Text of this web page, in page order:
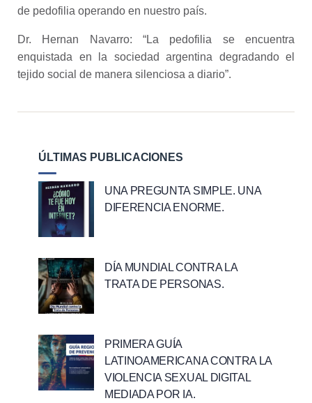
de pedofilia operando en nuestro país.
Dr. Hernan Navarro: “La pedofilia se encuentra
enquistada en la sociedad argentina degradando el
tejido social de manera silenciosa a diario”.
ÚLTIMAS PUBLICACIONES
UNA PREGUNTA SIMPLE. UNA
DIFERENCIA ENORME.
DÍA MUNDIAL CONTRA LA
TRATA DE PERSONAS.
PRIMERA GUÍA
LATINOAMERICANA CONTRA LA
VIOLENCIA SEXUAL DIGITAL
MEDIADA POR IA.